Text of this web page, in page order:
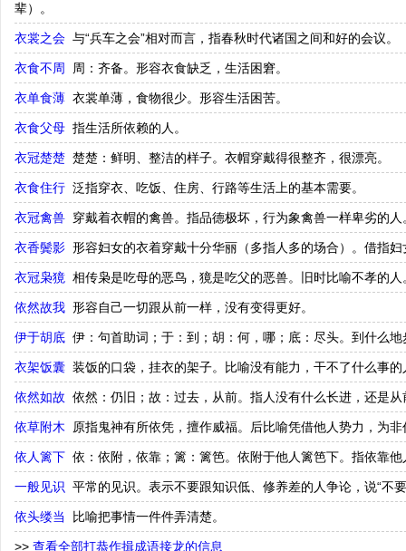
辈）。
衣裳之会 与“兵车之会”相对而言，指春秋时代诸国之间和好的会议。
衣食不周 周：齐备。形容衣食缺乏，生活困窘。
衣单食薄 衣裳单薄，食物很少。形容生活困苦。
衣食父母 指生活所依赖的人。
衣冠楚楚 楚楚：鲜明、整洁的样子。衣帽穿戴得很整齐，很漂亮。
衣食住行 泛指穿衣、吃饭、住房、行路等生活上的基本需要。
衣冠禽兽 穿戴着衣帽的禽兽。指品德极坏，行为象禽兽一样卑劣的人
衣香鬓影 形容妇女的衣着穿戴十分华丽（多指人多的场合）。借指妇
衣冠枭獍 相传枭是吃母的恶鸟，獍是吃父的恶兽。旧时比喻不孝的人
依然故我 形容自己一切跟从前一样，没有变得更好。
伊于胡底 伊：句首助词；于：到；胡：何，哪；底：尽头。到什么
衣架饭囊 装饭的口袋，挂衣的架子。比喻没有能力，干不了什么事的
依然如故 依然：仍旧；故：过去，从前。指人没有什么长进，还是
依草附木 原指鬼神有所依凭，擅作威福。后比喻凭借他人势力，为
依人篱下 依：依附，依靠；篱：篱笆。依附于他人篱笆下。指依靠他
一般见识 平常的见识。表示不要跟知识低、修养差的人争论，说“不
依头缕当 比喻把事情一件件弄清楚。
>> 查看全部打恭作揖成语接龙的信息